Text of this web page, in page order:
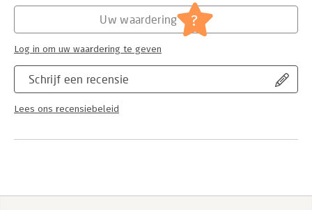
Schrijf een recensie
Lees ons recensiebeleid
Uw waardering ?
Log in om uw waardering te geven